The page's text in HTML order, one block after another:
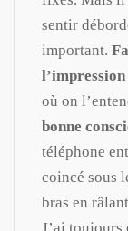
sentir
important.
où on
bonne
téléphone
coincé sous
bras en